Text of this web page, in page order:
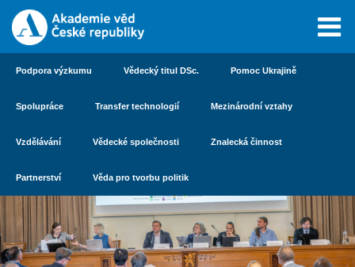
Podpora výzkumu Vědecký titul DSc. Pomoc Ukrajině
Spolupráce Transfer technologií Mezinárodní vztahy
Vzdělávání Vědecké společnosti Znalecká činnost
Partnerství Věda pro tvorbu politik